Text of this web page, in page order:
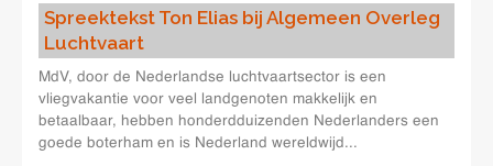
Spreektekst Ton Elias bij Algemeen Overleg
Luchtvaart
MdV, door de Nederlandse luchtvaartsector is een
vliegvakantie voor veel landgenoten makkelijk en
betaalbaar, hebben honderdduizenden Nederlanders een
goede boterham en is Nederland wereldwijd...